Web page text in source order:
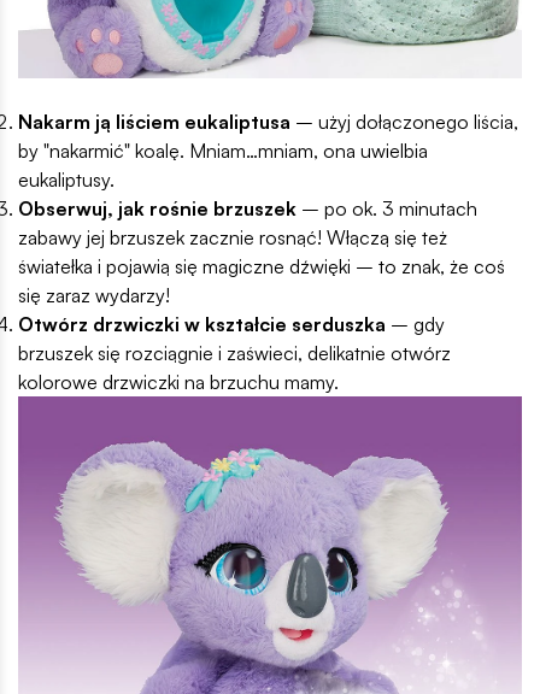
Nakarm ją liściem eukaliptusa – użyj dołączonego liścia,
by "nakarmić" koalę. Mniam…mniam, ona uwielbia
eukaliptusy.
Obserwuj, jak rośnie brzuszek – po ok. 3 minutach
zabawy jej brzuszek zacznie rosnąć! Włączą się też
światełka i pojawią się magiczne dźwięki – to znak, że coś
się zaraz wydarzy!
Otwórz drzwiczki w kształcie serduszka – gdy
brzuszek się rozciągnie i zaświeci, delikatnie otwórz
kolorowe drzwiczki na brzuchu mamy.